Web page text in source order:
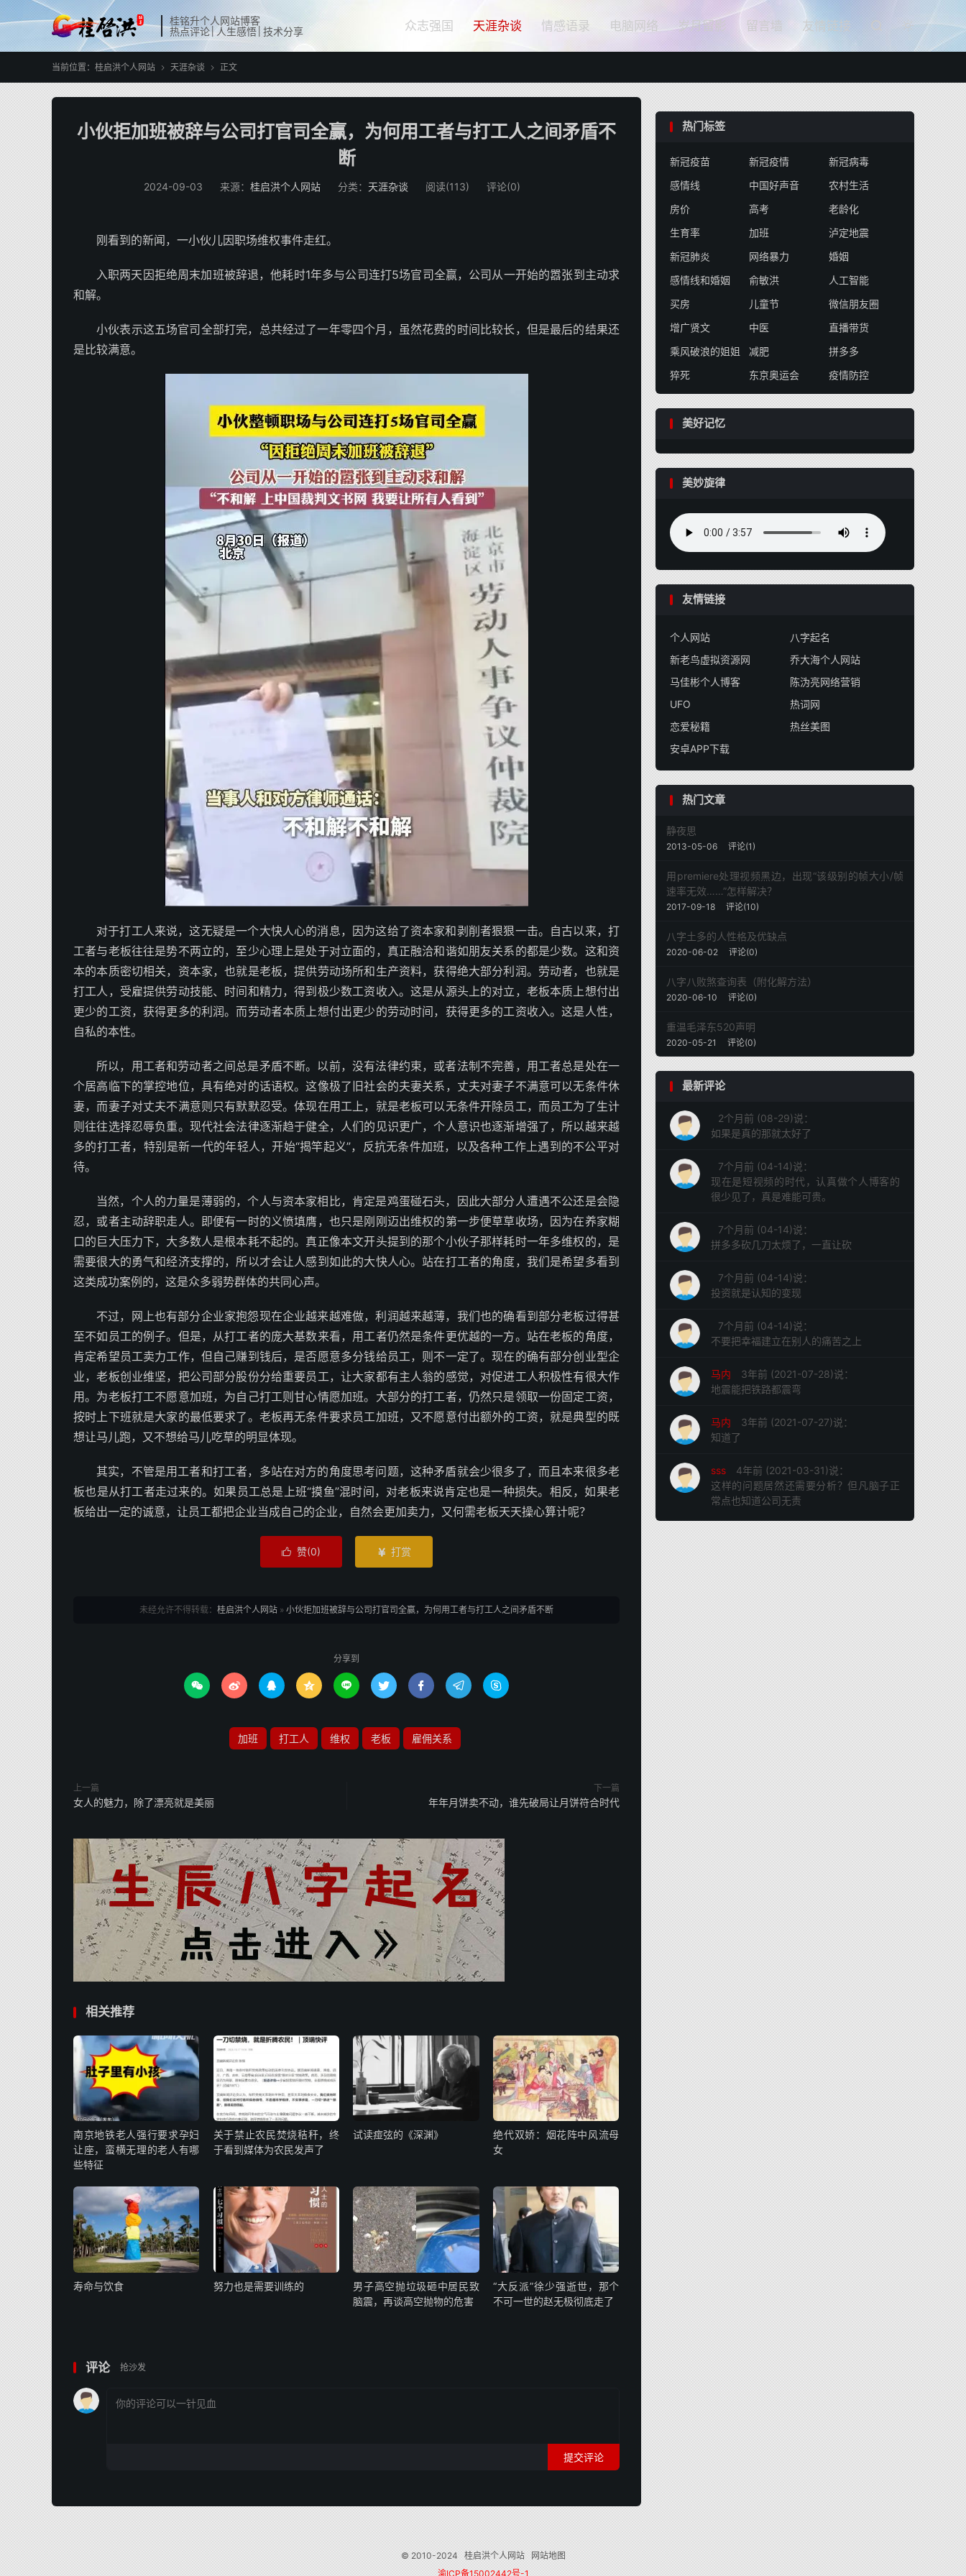
桂铭升个人网站博客
热点评论│人生感悟│技术分享
众志强国 天涯杂谈 情感语录 电脑网络 岁月留影 留言墙 友情链接 
当前位置： 桂启洪个人网站  天涯杂谈  正文
小伙拒加班被辞与公司打官司全赢，为何用工者与打工人之间矛盾不
断
2024-09-03 来源： 桂启洪个人网站 分类： 天涯杂谈 阅读(113) 评论(0)
刚看到的新闻，一小伙儿因职场维权事件走红。
入职两天因拒绝周末加班被辞退，他耗时1年多与公司连打5场官司全赢，公司从一开始的嚣张到主动求
和解。
小伙表示这五场官司全部打完，总共经过了一年零四个月，虽然花费的时间比较长，但是最后的结果还
是比较满意。
对于打工人来说，这无疑是一个大快人心的消息，因为这给了资本家和剥削者狠狠一击。自古以来，打
工者与老板往往是势不两立的，至少心理上是处于对立面的，真正融洽和谐如朋友关系的都是少数。这和资
本的本质密切相关，资本家，也就是老板，提供劳动场所和生产资料，获得绝大部分利润。劳动者，也就是
打工人，受雇提供劳动技能、时间和精力，得到极少数工资收入。这是从源头上的对立，老板本质上想付出
更少的工资，获得更多的利润。而劳动者本质上想付出更少的劳动时间，获得更多的工资收入。这是人性，
自私的本性。
所以，用工者和劳动者之间总是矛盾不断。以前，没有法律约束，或者法制不完善，用工者总是处在一
个居高临下的掌控地位，具有绝对的话语权。这像极了旧社会的夫妻关系，丈夫对妻子不满意可以无条件休
妻，而妻子对丈夫不满意则只有默默忍受。体现在用工上，就是老板可以无条件开除员工，而员工为了生计
则往往选择忍辱负重。现代社会法律逐渐趋于健全，人们的见识更广，个人意识也逐渐增强了，所以越来越
多的打工者，特别是新一代的年轻人，开始“揭竿起义”，反抗无条件加班，以及各种工作上遇到的不公平对
待。
当然，个人的力量是薄弱的，个人与资本家相比，肯定是鸡蛋碰石头，因此大部分人遭遇不公还是会隐
忍，或者主动辞职走人。即便有一时的义愤填膺，也只是刚刚迈出维权的第一步便草草收场，因为在养家糊
口的巨大压力下，大多数人是根本耗不起的。真正像本文开头提到的那个小伙子那样耗时一年多维权的，是
需要很大的勇气和经济支撑的，所以才会让人感到如此的大快人心。站在打工者的角度，我们是希望多看到
这类成功案例的，这是众多弱势群体的共同心声。
不过，网上也有部分企业家抱怨现在企业越来越难做，利润越来越薄，我们也的确看到部分老板过得甚
至不如员工的例子。但是，从打工者的庞大基数来看，用工者仍然是条件更优越的一方。站在老板的角度，
肯定希望员工卖力工作，但自己赚到钱后，是否愿意多分钱给员工，则不一定了。现在的确有部分创业型企
业，老板创业维坚，把公司部分股份分给重要员工，让大家都有主人翁的感觉，对促进工人积极性有很大作
用。为老板打工不愿意加班，为自己打工则甘心情愿加班。大部分的打工者，仍然只是领取一份固定工资，
按时上下班就是大家的最低要求了。老板再无条件要求员工加班，又不愿意付出额外的工资，就是典型的既
想让马儿跑，又不想给马儿吃草的明显体现。
其实，不管是用工者和打工者，多站在对方的角度思考问题，这种矛盾就会少很多了，而且本来很多老
板也是从打工者走过来的。如果员工总是上班“摸鱼”混时间，对老板来说肯定也是一种损失。相反，如果老
板给出一定的诚意，让员工都把企业当成自己的企业，自然会更加卖力，又何需老板天天操心算计呢？
 赞(0)  打赏
未经允许不得转载： 桂启洪个人网站 » 小伙拒加班被辞与公司打官司全赢，为何用工者与打工人之间矛盾不断
分享到
        
加班 打工人 维权 老板 雇佣关系
上一篇
女人的魅力，除了漂亮就是美丽
下一篇
年年月饼卖不动，谁先破局让月饼符合时代
相关推荐
南京地铁老人强行要求孕妇
让座，蛮横无理的老人有哪
些特征
关于禁止农民焚烧秸秆，终
于看到媒体为农民发声了
试读痖弦的《深渊》
绝代双娇：烟花阵中风流母
女
寿命与饮食 努力也是需要训练的
男子高空抛垃圾砸中居民致
脑震，再谈高空抛物的危害
“大反派”徐少强逝世，那个
不可一世的赵无极彻底走了
评论 抢沙发
提交评论
热门标签
新冠疫苗 新冠疫情
新冠病毒
感情线
中国好声音
农村生活
房价
高考
老龄化
生育率
加班
泸定地震
新冠肺炎
网络暴力
婚姻
感情线和婚姻
俞敏洪
人工智能
买房
儿童节
微信朋友圈
增广贤文
中医
直播带货
乘风破浪的姐姐
减肥
拼多多
猝死
东京奥运会 疫情防控
美好记忆
美妙旋律
友情链接
个人网站
八字起名
新老鸟虚拟资源网
乔大海个人网站
马佳彬个人博客
陈沩亮网络营销
UFO
热词网
恋爱秘籍
热丝美图
安卓APP下载
热门文章
静夜思
2013-05-06 评论(1)
用premiere处理视频黑边，出现“该级别的帧大小/帧
速率无效……”怎样解决？
2017-09-18 评论(10)
八字土多的人性格及优缺点
2020-06-02 评论(0)
八字八败煞查询表（附化解方法）
2020-06-10 评论(0)
重温毛泽东520声明
2020-05-21 评论(0)
最新评论
2个月前 (08-29)说：
如果是真的那就太好了
7个月前 (04-14)说：
现在是短视频的时代，认真做个人博客的
很少见了，真是难能可贵。
7个月前 (04-14)说：
拼多多砍几刀太烦了，一直让砍
7个月前 (04-14)说：
投资就是认知的变现
7个月前 (04-14)说：
不要把幸福建立在别人的痛苦之上
马内
3年前 (2021-07-28)说：
地震能把铁路都震弯
马内
3年前 (2021-07-27)说：
知道了
sss
4年前 (2021-03-31)说：
这样的问题居然还需要分析？但凡脑子正
常点也知道公司无责
© 2010-2024 桂启洪个人网站
网站地图
渝ICP备15002442号-1